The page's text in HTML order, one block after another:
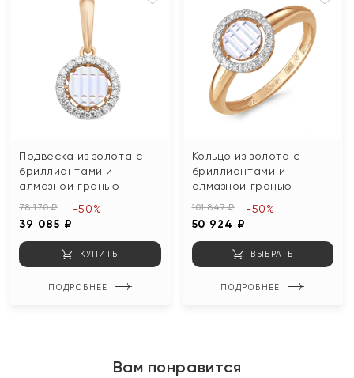
Подвеска из золота с
бриллиантами и
алмазной гранью
78 170 ₽
39 085 ₽
-50%
КУПИТЬ
ПОДРОБНЕЕ
Кольцо из золота с
бриллиантами и
алмазной гранью
101 847 ₽
50 924 ₽
-50%
ВЫБРАТЬ
ПОДРОБНЕЕ
Вам понравится